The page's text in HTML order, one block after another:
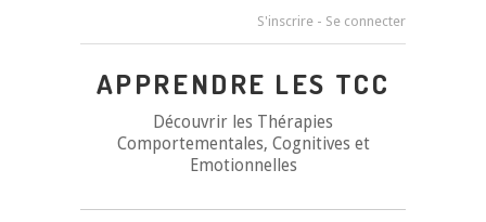
S'inscrire - Se connecter
APPRENDRE LES TCC
Découvrir les Thérapies
Comportementales, Cognitives et
Emotionnelles